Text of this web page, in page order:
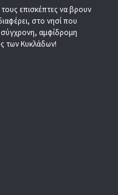
επισκέπτες να βρουν
στο νησί που
σύγχρονη, αμφίδρομη
των Κυκλάδων!